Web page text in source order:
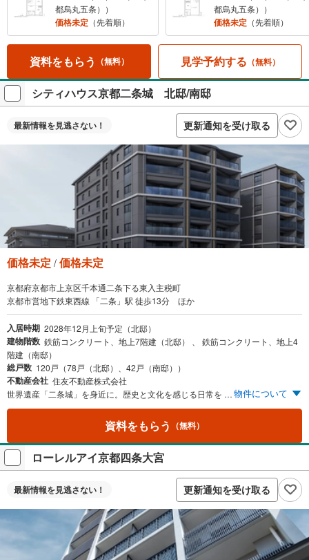
都烏丸五条））
価格未定 （先着順）
都烏丸五条））
価格未定 （先着順）
資料をもらう （無料） 見学予約する （無料）
シティハウス京都二条城 北邸/南邸
最新情報を見逃さない！ 更新通知を受け取る
価格未定 / 価格未定
京都府京都市上京区千本通二条下る東入主税町
京都市営地下鉄東西線 「二条」駅 徒歩13分 ほか
入居時期 2028年12月上旬予定（北邸）
建物階数 鉄筋コンクリート、地上7階建（北邸） 、 鉄筋コンクリート、地上4
階建（南邸）
総戸数 120戸（78戸（北邸）、42戸（南邸））
不動産会社 住友不動産株式会社
世界遺産「二条城」を身近に。歴史と文化を感じる日常を 川や緑の潤いを感じる「二条公園」が徒歩2分。自然を感じられる住環境 JR嵯峨野線「二条」駅から「京都」駅まで直通8分物件について
資料をもらう （無料）
ローレルアイ京都四条大宮
最新情報を見逃さない！ 更新通知を受け取る